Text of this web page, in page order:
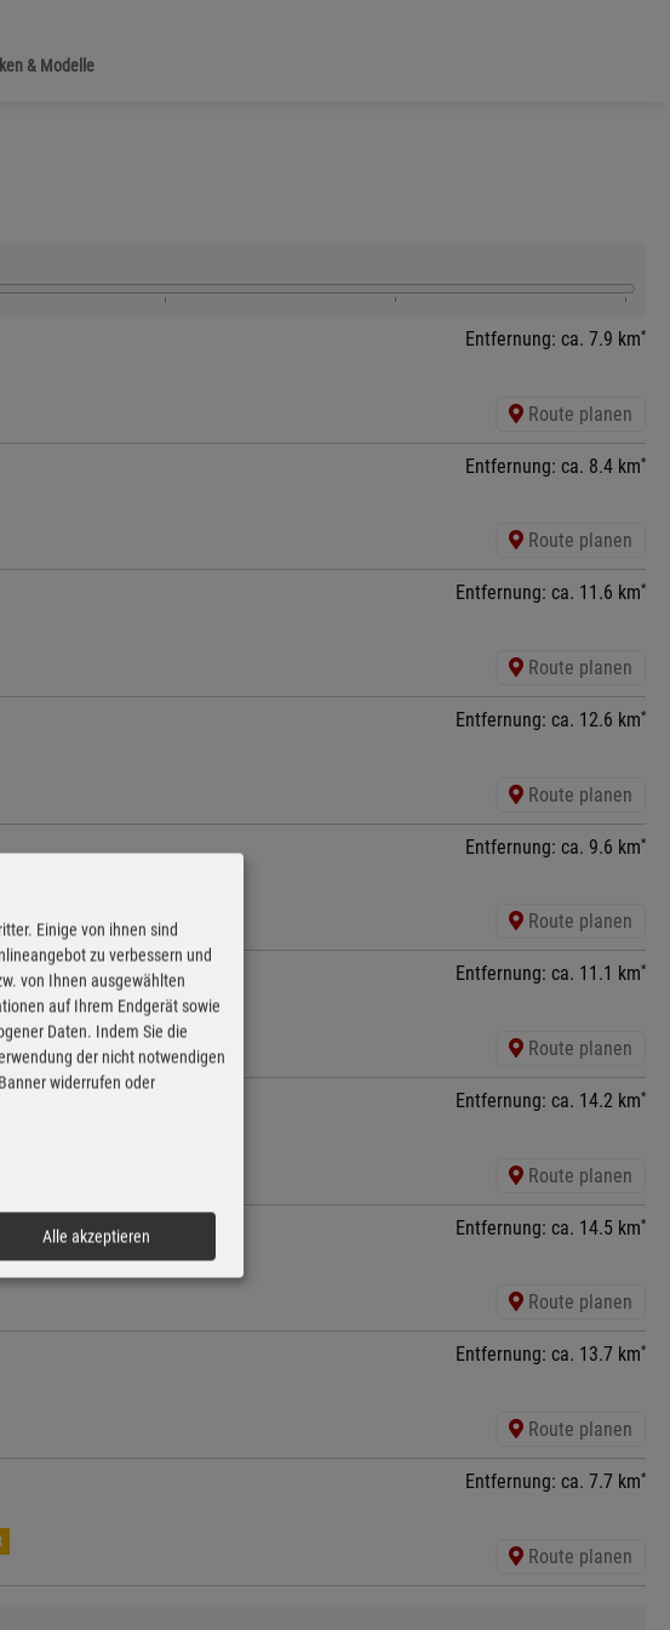
& Modelle
Entfernung: ca. 7.9 km*
Route planen
Entfernung: ca. 8.4 km*
Route planen
Entfernung: ca. 11.6 km*
Route planen
Entfernung: ca. 12.6 km*
Route planen
Entfernung: ca. 9.6 km*
Route planen
Entfernung: ca. 11.1 km*
Route planen
Entfernung: ca. 14.2 km*
Route planen
Entfernung: ca. 14.5 km*
Route planen
Entfernung: ca. 13.7 km*
Route planen
Entfernung: ca. 7.7 km*
Route planen
Einige von ihnen sind
zu verbessern und
von Ihnen ausgewählten
auf Ihrem Endgerät sowie
Daten. Indem Sie die
der nicht notwendigen
widerrufen oder
Alle akzeptieren